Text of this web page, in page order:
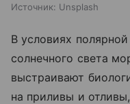
Источник: Unsplash
В условиях
солнечного света
выстраивают
на приливы и